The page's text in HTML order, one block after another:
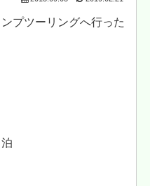
プツーリングへ行った